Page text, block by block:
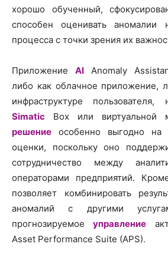
хорошо обученный,
способен оценивать аномалии
процесса с точки зрения их
Приложение AI Anomaly
либо как облачное приложение,
инфраструктуре
Simatic Box или виртуальной
решение особенно выгодно на
оценки, поскольку оно
сотрудничество между
операторами предприятий.
позволяет комбинировать
аномалий с другими
прогнозируемоеуправление
Asset Performance Suite (APS).